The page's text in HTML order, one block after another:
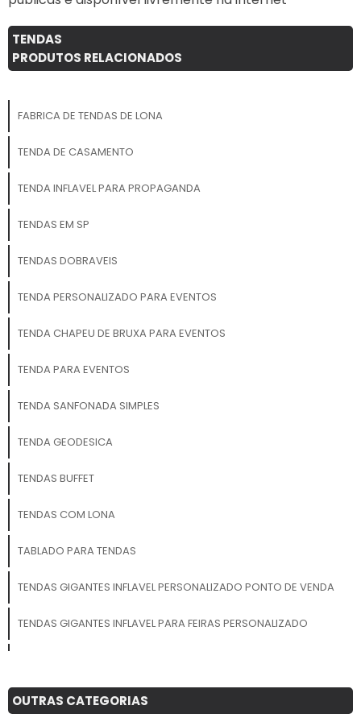
TENDAS
PRODUTOS RELACIONADOS
FABRICA DE TENDAS DE LONA
TENDA DE CASAMENTO
TENDA INFLAVEL PARA PROPAGANDA
TENDAS EM SP
TENDAS DOBRAVEIS
TENDA PERSONALIZADO PARA EVENTOS
TENDA CHAPEU DE BRUXA PARA EVENTOS
TENDA PARA EVENTOS
TENDA SANFONADA SIMPLES
TENDA GEODESICA
TENDAS BUFFET
TENDAS COM LONA
TABLADO PARA TENDAS
TENDAS GIGANTES INFLAVEL PERSONALIZADO PONTO DE VENDA
TENDAS GIGANTES INFLAVEL PARA FEIRAS PERSONALIZADO
ALUGUEL DE TENDAS EM SAO PAULO
OUTRAS CATEGORIAS